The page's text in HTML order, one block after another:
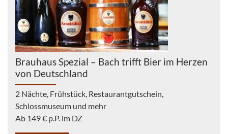
Brauhaus Spezial – Bach trifft Bier im Herzen
von Deutschland
2 Nächte, Frühstück, Restaurantgutschein,
Schlossmuseum und mehr
Ab 149 € p.P. im DZ